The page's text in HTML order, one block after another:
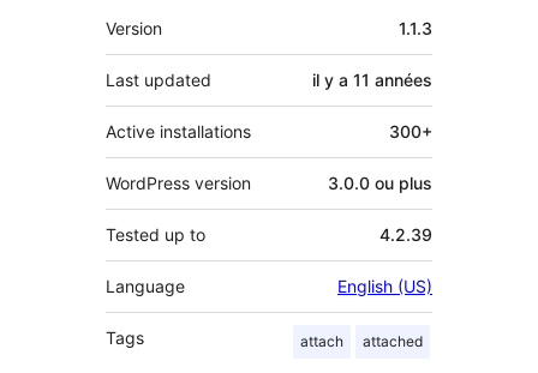
Méta
Version 1.1.3
Last updated il y a 11 années
Active installations 300+
WordPress version 3.0.0 ou plus
Tested up to 4.2.39
Language English (US)
Tags attach attached